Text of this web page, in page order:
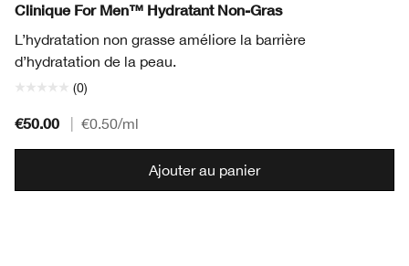
Clinique For Men™ Hydratant Non-Gras
L’hydratation non grasse améliore la barrière
d’hydratation de la peau.
(0)
€50.00 €0.50/ml
Ajouter au panier